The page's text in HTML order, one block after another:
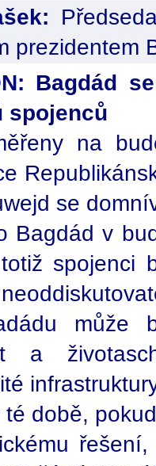
prezidentem
Bagdád
spojenců
na
se
Bagdád v
spojenci
a
době,